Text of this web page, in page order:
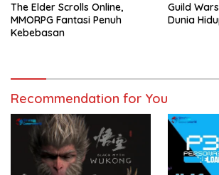
The Elder Scrolls Online,
MMORPG Fantasi Penuh
Kebebasan
Guild
Dunia
Recommendation for You